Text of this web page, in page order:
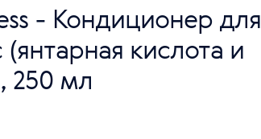
- Кондиционер для
кислота и
250 мл